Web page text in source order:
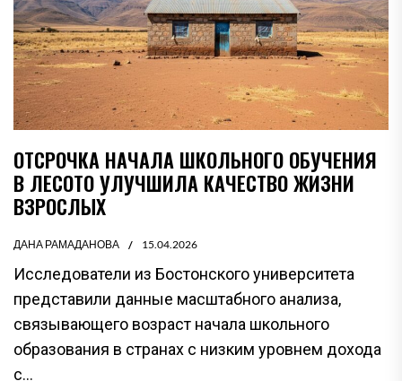
ОТСРОЧКА НАЧАЛА ШКОЛЬНОГО ОБУЧЕНИЯ
В ЛЕСОТО УЛУЧШИЛА КАЧЕСТВО ЖИЗНИ
ВЗРОСЛЫХ
ДАНА РАМАДАНОВА 15.04.2026
Исследователи из Бостонского университета
представили данные масштабного анализа,
связывающего возраст начала школьного
образования в странах с низким уровнем дохода
с...